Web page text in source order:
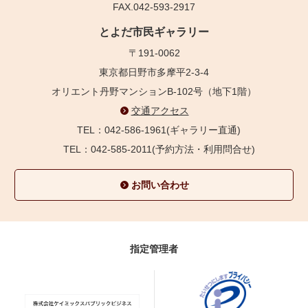
FAX.042-593-2917
とよだ市民ギャラリー
〒191-0062
東京都日野市多摩平2-3-4
オリエント丹野マンションB-102号（地下1階）
交通アクセス
TEL：042-586-1961(ギャラリー直通)
TEL：042-585-2011(予約方法・利用問合せ)
お問い合わせ
指定管理者